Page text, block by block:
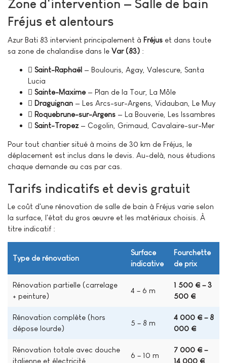
Zone d'intervention — Salle de bain
Fréjus et alentours
Azur Bati 83 intervient principalement à Fréjus et dans toute
sa zone de chalandise dans le Var (83) :
Saint-Raphaël — Boulouris, Agay, Valescure, Santa
Lucia
Sainte-Maxime — Plan de la Tour, La Môle
Draguignan — Les Arcs-sur-Argens, Vidauban, Le Muy
Roquebrune-sur-Argens — La Bouverie, Les Issambres
Saint-Tropez— Cogolin, Grimaud, Cavalaire-sur-Mer
Pour tout chantier situé à moins de 30 km de Fréjus, le
déplacement est inclus dans le devis. Au-delà, nous étudions
chaque demande au cas par cas.
Tarifs indicatifs et devis gratuit
Le coût d'une rénovation de salle de bain à Fréjus varie selon
la surface, l'état du gros œuvre et les matériaux choisis. À
titre indicatif :
Type de rénovation
Surface
indicative
Fourchette
de prix
Rénovation partielle (carrelage
+ peinture)
4 – 6 m²
1 500 € – 3
500 €
Rénovation complète (hors
dépose lourde)
5 – 8 m²
4 000 € – 8
000 €
Rénovation totale avec douche
italienne et électricité
6 – 10 m²
7 000 € –
14 000 €